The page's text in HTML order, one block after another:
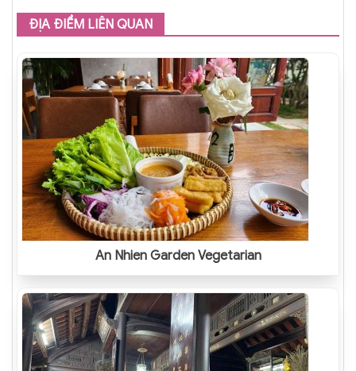
ĐỊA ĐIỂM LIÊN QUAN
An Nhien Garden Vegetarian